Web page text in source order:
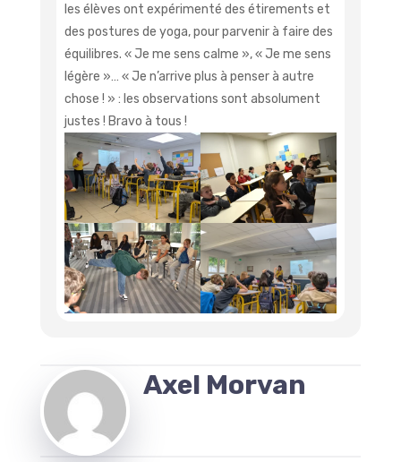
les élèves ont expérimenté des étirements et
des postures de yoga, pour parvenir à faire des
équilibres. « Je me sens calme », « Je me sens
légère »… « Je n’arrive plus à penser à autre
chose ! » : les observations sont absolument
justes ! Bravo à tous !
Axel Morvan